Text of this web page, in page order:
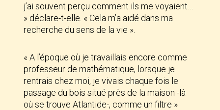
j’ai souvent perçu comment ils me voyaient…
» déclare-t-elle. « Cela m’a aidé dans ma
recherche du sens de la vie ».
« A l’époque où je travaillais encore comme
professeur de mathématique, lorsque je
rentrais chez moi, je vivais chaque fois le
passage du bois situé près de la maison -là
où se trouve Atlantide-, comme un filtre »